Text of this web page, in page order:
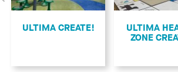
Anterior
ULTIMA CREATE!
ULTIMA
ZONE